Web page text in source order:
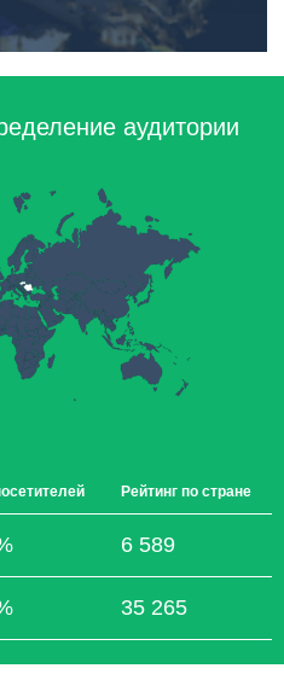
аудитории
Рейтинг по стране
6 589
35 265